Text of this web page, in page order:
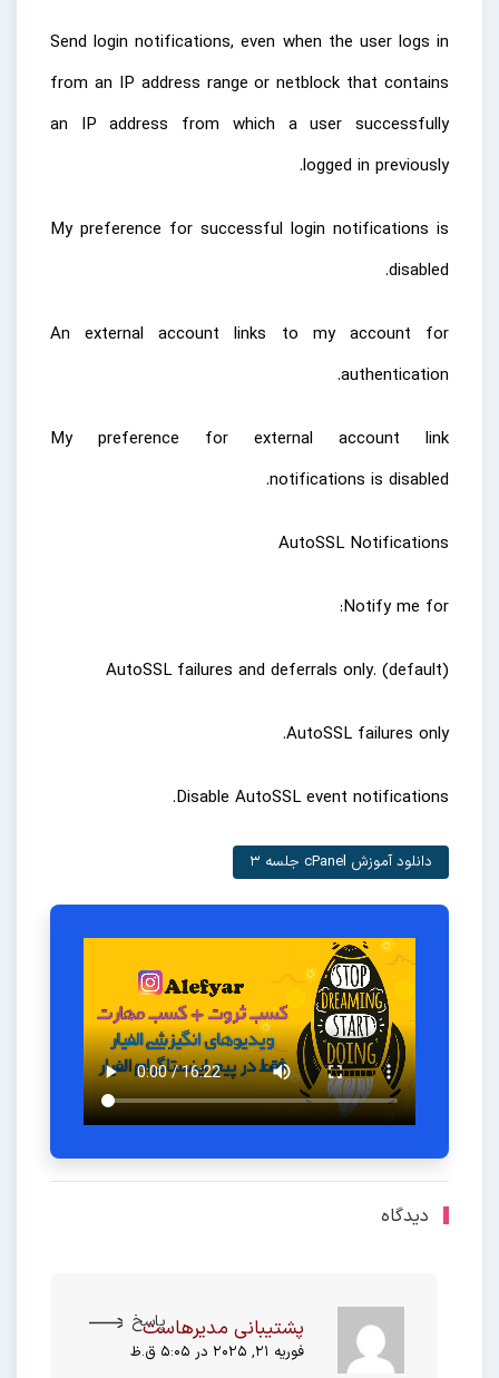
Send login notifications, even when the user logs in
from an IP address range or netblock that contains
an IP address from which a user successfully
logged in previously.
My preference for successful login notifications is
disabled.
An external account links to my account for
authentication.
My preference for external account link
notifications is disabled.
AutoSSL Notifications
Notify me for:
AutoSSL failures and deferrals only. (default)
AutoSSL failures only.
Disable AutoSSL event notifications.
دانلود آموزش cPanel جلسه 3
دیدگاه
پشتیبانی مدیرهاست
فوریه 21, 2025 در 5:05 ق.ظ
پاسخ